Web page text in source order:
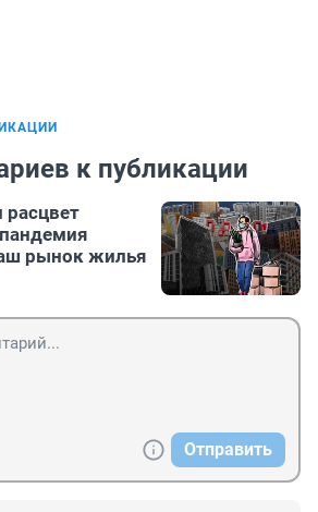
к публикации
расцвет
рынок жилья
Отправить